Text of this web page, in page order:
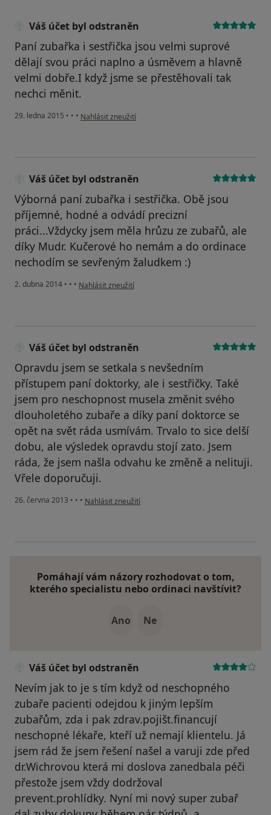
Váš účet byl odstraněn
Paní zubařka i sestřička jsou velmi suprové
dělají svou práci naplno a úsměvem a hlavně
velmi dobře.I když jsme se přestěhovali tak
nechci měnit.
29. ledna 2015 • • • podle názoru uživatele Váš účet byl odstraněn
Nahlásit zneužití
Váš účet byl odstraněn
Výborná paní zubařka i sestřička. Obě jsou
příjemné, hodné a odvádí precizní
práci...Vždycky jsem měla hrůzu ze zubařů, ale
díky Mudr. Kučerové ho nemám a do ordinace
nechodím se sevřeným žaludkem :)
2. dubna 2014 • • • podle názoru uživatele Váš účet byl odstraněn
Nahlásit zneužití
Váš účet byl odstraněn
Opravdu jsem se setkala s nevšedním
přístupem paní doktorky, ale i sestřičky. Také
jsem pro neschopnost musela změnit svého
dlouholetého zubaře a díky paní doktorce se
opět na svět ráda usmívám. Trvalo to sice delší
dobu, ale výsledek opravdu stojí zato. Jsem
ráda, že jsem našla odvahu ke změně a nelituji.
Vřele doporučuji.
26. června 2013 • • • podle názoru uživatele Váš účet byl odstraněn
Nahlásit zneužití
Pomáhají vám názory rozhodovat o tom,
kterého specialistu nebo ordinaci navštívit?
Ano Ne
Váš účet byl odstraněn
Nevím jak to je s tím když od neschopného
zubaře pacienti odejdou k jiným lepším
zubařům, zda i pak zdrav.pojišt.financují
neschopné lékaře, kteří už nemají klientelu. Já
jsem rád že jsem řešení našel a varuji zde před
dr.Wichrovou která mi doslova zanedbala péči
přestože jsem vždy dodržoval
prevent.prohlídky. Nyní mi nový super zubař